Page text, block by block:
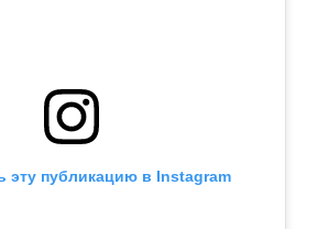
эту публикацию в Instagram